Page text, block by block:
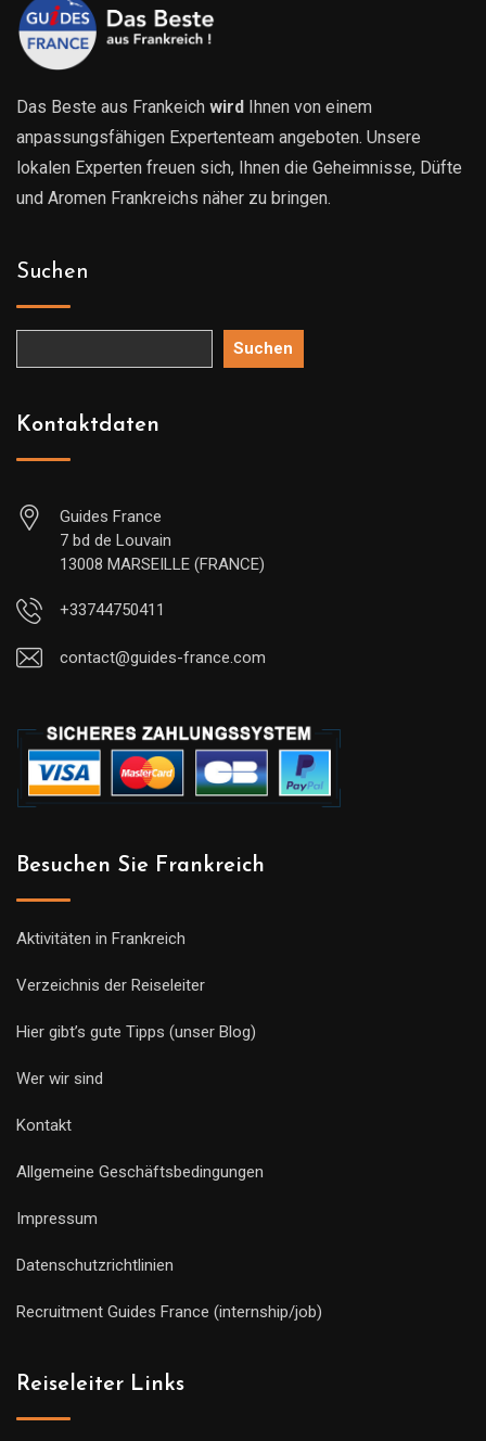
Das Beste aus Frankeich wird Ihnen von einem
anpassungsfähigen Expertenteam angeboten. Unsere
lokalen Experten freuen sich, Ihnen die Geheimnisse, Düfte
und Aromen Frankreichs näher zu bringen.
Suchen
Suchen
Kontaktdaten
Guides France
7 bd de Louvain
13008 MARSEILLE (FRANCE)
+33744750411
contact@guides-france.com
Besuchen Sie Frankreich
Aktivitäten in Frankreich
Verzeichnis der Reiseleiter
Hier gibt’s gute Tipps (unser Blog)
Wer wir sind
Kontakt
Allgemeine Geschäftsbedingungen
Impressum
Datenschutzrichtlinien
Recruitment Guides France (internship/job)
Reiseleiter Links